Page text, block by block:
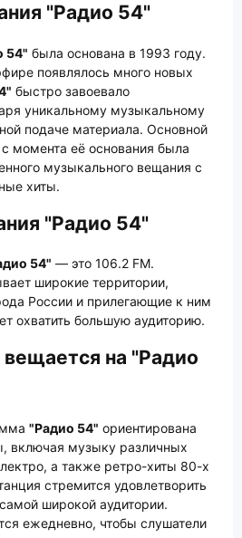
"Радио 54"
54" была основана в 1993 году.
появлялось много новых
быстро завоевало
уникальному музыкальному
подаче материала. Основной
момента её основания была
музыкального вещания с
хиты.
"Радио 54"
54" — это 106.2 FM.
широкие территории,
России и прилегающие к ним
охватить большую аудиторию.
на "Радио
"Радио 54" ориентирована
включая музыку различных
а также ретро-хиты 80-х
стремится удовлетворить
широкой аудитории.
ежедневно, чтобы слушатели